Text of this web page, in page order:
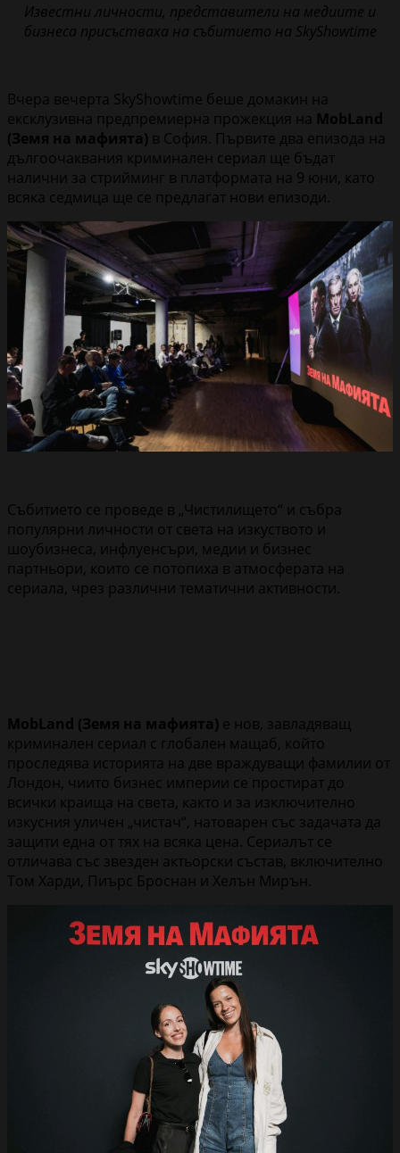
Известни личности, представители на медиите и
бизнеса присъстваха на събитието на SkyShowtime
Вчера вечерта SkyShowtime беше домакин на
ексклузивна предпремиерна прожекция на MobLand
(Земя на мафията) в София. Първите два епизода на
дългоочаквания криминален сериал ще бъдат
налични за стрийминг в платформата на 9 юни, като
всяка седмица ще се предлагат нови епизоди.
Събитието се проведе в „Чистилището“ и събра
популярни личности от света на изкуството и
шоубизнеса, инфлуенсъри, медии и бизнес
партньори, които се потопиха в атмосферата на
сериала, чрез различни тематични активности.
MobLand (Земя на мафията) е нов, завладяващ
криминален сериал с глобален мащаб, който
проследява историята на две враждуващи фамилии от
Лондон, чиито бизнес империи се простират до
всички краища на света, както и за изключително
изкусния уличен „чистач“, натоварен със задачата да
защити една от тях на всяка цена. Сериалът се
отличава със звезден актьорски състав, включително
Том Харди, Пиърс Броснан и Хелън Мирън.